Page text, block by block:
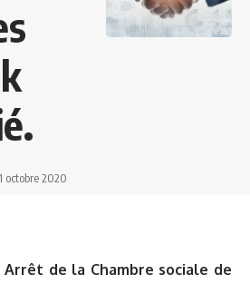
octobre 2020
Arrêt de la Chambre sociale de